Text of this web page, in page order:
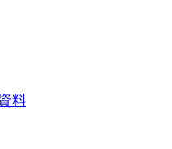
料